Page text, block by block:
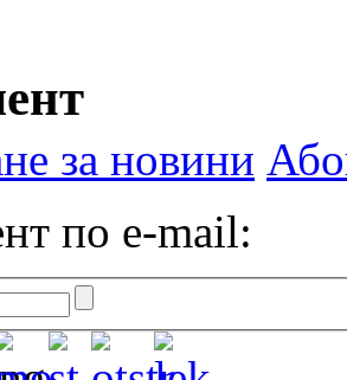
за новини
по e-mail: